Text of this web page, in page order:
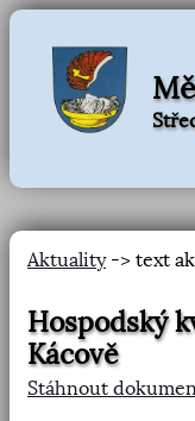
Aktuality-> text
Hospodský
Kácově
Stáhnout